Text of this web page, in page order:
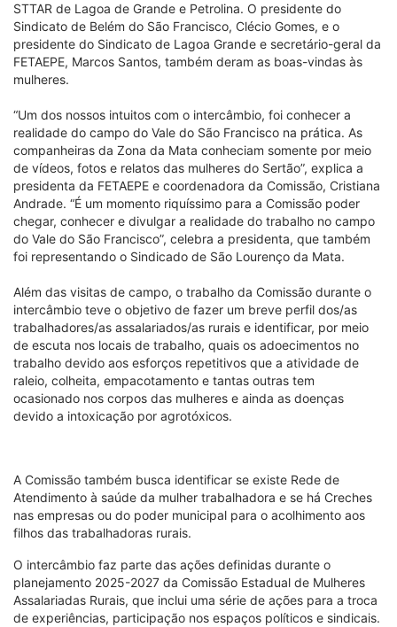
STTAR de Lagoa de Grande e Petrolina. O presidente do
Sindicato de Belém do São Francisco, Clécio Gomes, e o
presidente do Sindicato de Lagoa Grande e secretário-geral da
FETAEPE, Marcos Santos, também deram as boas-vindas às
mulheres.
“Um dos nossos intuitos com o intercâmbio, foi conhecer a
realidade do campo do Vale do São Francisco na prática. As
companheiras da Zona da Mata conheciam somente por meio
de vídeos, fotos e relatos das mulheres do Sertão”, explica a
presidenta da FETAEPE e coordenadora da Comissão, Cristiana
Andrade. “É um momento riquíssimo para a Comissão poder
chegar, conhecer e divulgar a realidade do trabalho no campo
do Vale do São Francisco”, celebra a presidenta, que também
foi representando o Sindicado de São Lourenço da Mata.
Além das visitas de campo, o trabalho da Comissão durante o
intercâmbio teve o objetivo de fazer um breve perfil dos/as
trabalhadores/as assalariados/as rurais e identificar, por meio
de escuta nos locais de trabalho, quais os adoecimentos no
trabalho devido aos esforços repetitivos que a atividade de
raleio, colheita, empacotamento e tantas outras tem
ocasionado nos corpos das mulheres e ainda as doenças
devido a intoxicação por agrotóxicos.
A Comissão também busca identificar se existe Rede de
Atendimento à saúde da mulher trabalhadora e se há Creches
nas empresas ou do poder municipal para o acolhimento aos
filhos das trabalhadoras rurais.
O intercâmbio faz parte das ações definidas durante o
planejamento 2025-2027 da Comissão Estadual de Mulheres
Assalariadas Rurais, que inclui uma série de ações para a troca
de experiências, participação nos espaços políticos e sindicais.